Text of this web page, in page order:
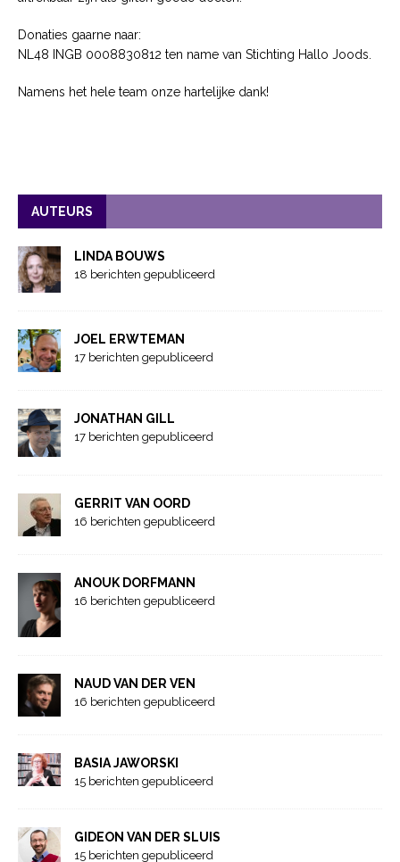
Donaties gaarne naar:
NL48 INGB 0008830812 ten name van Stichting Hallo Joods.
Namens het hele team onze hartelijke dank!
AUTEURS
LINDA BOUWS
18 berichten gepubliceerd
JOEL ERWTEMAN
17 berichten gepubliceerd
JONATHAN GILL
17 berichten gepubliceerd
GERRIT VAN OORD
16 berichten gepubliceerd
ANOUK DORFMANN
16 berichten gepubliceerd
NAUD VAN DER VEN
16 berichten gepubliceerd
BASIA JAWORSKI
15 berichten gepubliceerd
GIDEON VAN DER SLUIS
15 berichten gepubliceerd